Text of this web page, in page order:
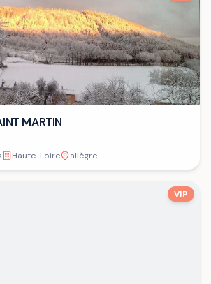
MARTIN
Haute-Loire allègre
VIP